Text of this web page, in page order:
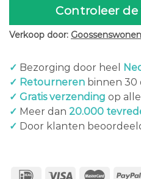
Controleer de
Verkoop door:
✓ Bezorging door heel
✓ Retourneren binnen 30
✓ Gratis verzending op
✓ Meer dan 20.000
✓ Door klanten